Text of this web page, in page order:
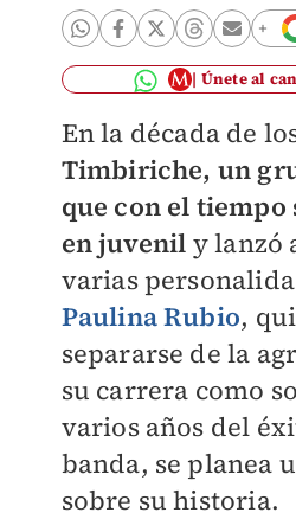
Únete al
En la década de
Timbiriche, un
que con el
en juvenil y lanzó
varias
Paulina Rubio,
separarse de la
su carrera como
varios años del
banda, se planea
sobre su historia.